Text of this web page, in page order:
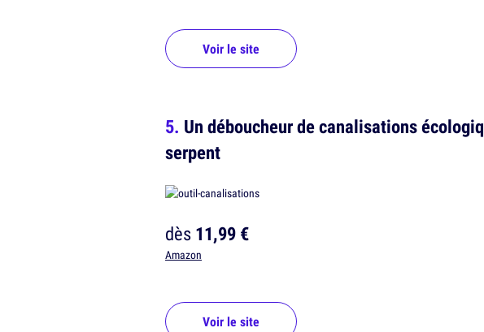
Voir le site
Un déboucheur de canalisations
serpent
dès11,99 €
Amazon
Voir le site